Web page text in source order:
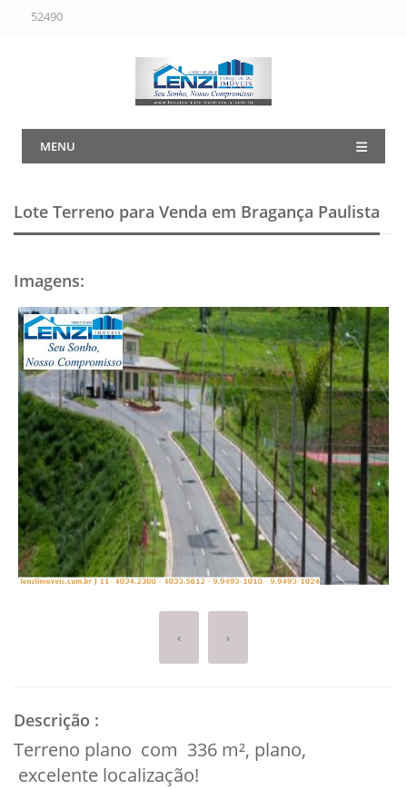
52490
MENU
Lote Terreno para Venda em Bragança Paulista
Imagens:
‹ ›
Descrição :
Terreno plano com 336 m², plano,
excelente localização!